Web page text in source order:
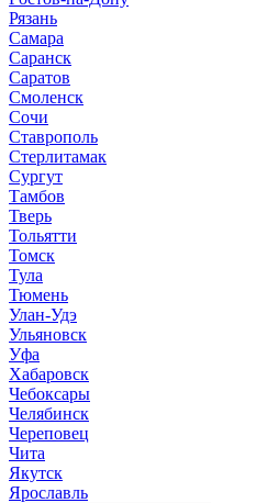
Рязань
Самара
Саранск
Саратов
Смоленск
Сочи
Ставрополь
Стерлитамак
Сургут
Тамбов
Тверь
Тольятти
Томск
Тула
Тюмень
Улан-Удэ
Ульяновск
Уфа
Хабаровск
Чебоксары
Челябинск
Череповец
Чита
Якутск
Ярославль